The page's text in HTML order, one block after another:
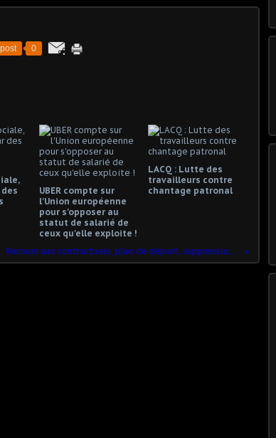
0
UBER compte sur
l'Union européenne
pour s'opposer au
statut de salarié de
ceux qu'elle exploite !
LACQ : Lutte des
travailleurs contre
chantage patronal
Recours aux contractuels, plan de départ, suppression des CHSCT…